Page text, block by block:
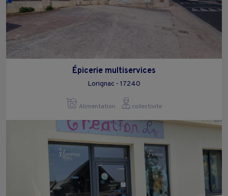
Épicerie multiservices
Lorignac - 17240
Alimentation collectivite